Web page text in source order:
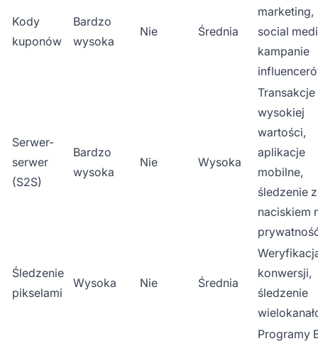
Kody
kuponów
Bardzo
wysoka
Nie Średnia
marketing,
social
kampanie
Serwer-
serwer
(S2S)
Bardzo
wysoka
Nie Wysoka
Transakcje
wysokiej
wartości,
aplikacje
mobilne,
śledzenie z
naciskiem
Śledzenie
pikselami
Wysoka Nie Średnia
konwersji,
śledzenie
Programy